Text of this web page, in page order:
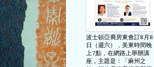
波士頓亞裔房東會訂8月8
日（週六），美東時間晚
上7點，在網路上舉辦講
座，主題是：「麻州之